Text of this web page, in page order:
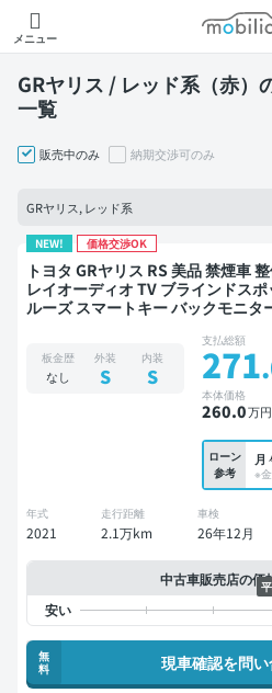
メニュー
モビ
GRヤリス / レッド系（赤）
一覧
販売中のみ 納期交渉可のみ
GRヤリス, レッド系
NEW! 価格交渉OK
トヨタ GRヤリス RS 美品 禁煙車 整備記録簿あり ディスプ
レイオーディオ TV ブラインドス
ルーズ スマートキー バックモニタ
板金歴
なし
外装
S
内装
S
支払総額
271
本体価格
260.0万円
ローン
参考
月
※
年式
2021
走行距離
2.1万km
車検
26年12月
中古車販売店の価
無
料
現車確認を問